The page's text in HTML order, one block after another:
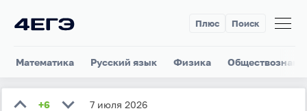
Плюс Поиск
Математика Русский язык Физика
+6 7 июля 2026